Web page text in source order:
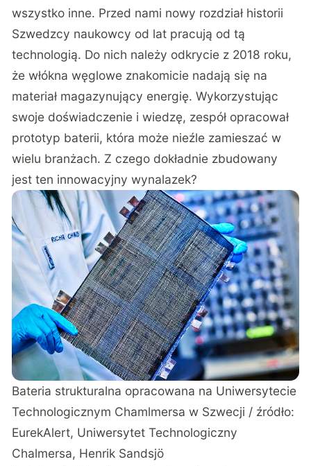
wszystko inne. Przed nami nowy rozdział historii
Szwedzcy naukowcy od lat pracują od tą
technologią. Do nich należy odkrycie z 2018 roku,
że włókna węglowe znakomicie nadają się na
materiał magazynujący energię. Wykorzystując
swoje doświadczenie i wiedzę, zespół opracował
prototyp baterii, która może nieźle zamieszać w
wielu branżach. Z czego dokładnie zbudowany
jest ten innowacyjny wynalazek?
Bateria strukturalna opracowana na Uniwersytecie
Technologicznym Chamlmersa w Szwecji / źródło:
EurekAlert, Uniwersytet Technologiczny
Chalmersa, Henrik Sandsjö